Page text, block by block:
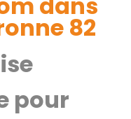
82
pour